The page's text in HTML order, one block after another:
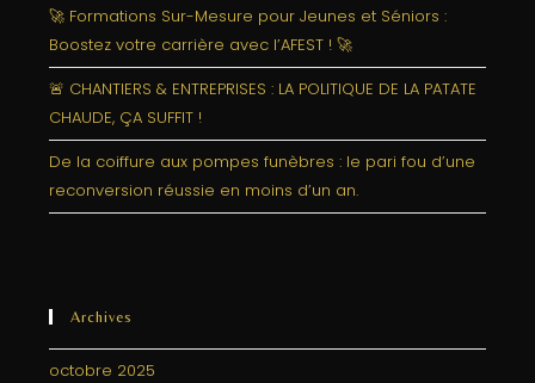
🚀 Formations Sur-Mesure pour Jeunes et Séniors :
Boostez votre carrière avec l’AFEST ! 🚀
🚨 CHANTIERS & ENTREPRISES : LA POLITIQUE DE LA PATATE
CHAUDE, ÇA SUFFIT !
De la coiffure aux pompes funèbres : le pari fou d’une
reconversion réussie en moins d’un an.
Archives
octobre 2025